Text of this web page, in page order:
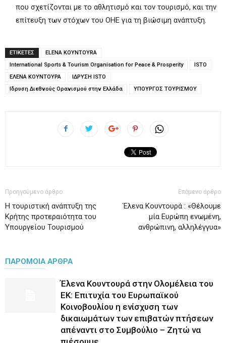
που σχετίζονται με το αθλητισμό και τον τουρισμό, και την
επίτευξη των στόχων του ΟΗΕ για τη βιώσιμη ανάπτυξη.
ΕΤΙΚΕΤΕΣ
ELENA KOYNTOYRA
International Sports & Tourism Organisation for Peace & Prosperity
ISTO
ΕΛΕΝΑ ΚΟΥΝΤΟΥΡΑ
ΙΔΡΥΣΗ ISTO
Ιδρυση Διεθνούς Ορανισμού στην Ελλάδα
ΥΠΟΥΡΓΟΣ ΤΟΥΡΙΣΜΟΥ
Προηγούμενο άρθρο
Η τουριστική ανάπτυξη της
Κρήτης προτεραιότητα του
Υπουργείου Τουρισμού
Επόμενο άρθρο
Έλενα Κουντουρά : «Θέλουμε
μία Ευρώπη ενωμένη,
ανθρώπινη, αλληλέγγυα»
ΠΑΡΟΜΟΙΑ ΑΡΘΡΑ
Έλενα Κουντουρά στην Ολομέλεια του
ΕΚ: Επιτυχία του Ευρωπαϊκού
Κοινοβουλίου η ενίσχυση των
δικαιωμάτων των επιβατών πτήσεων
απέναντι στο Συμβούλιο – Ζητώ να